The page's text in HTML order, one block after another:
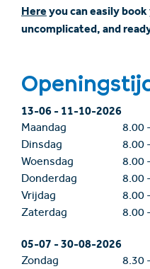
Hereyou can easily
uncomplicated, and
13-06-11-10-2026
Maandag 8.00 -
Dinsdag
8.00 -
Woensdag
8.00 -
Donderdag
8.00 -
Vrijdag
8.00 -
Zaterdag
8.00 -
05-07-30-08-2026
Zondag 8.30 -